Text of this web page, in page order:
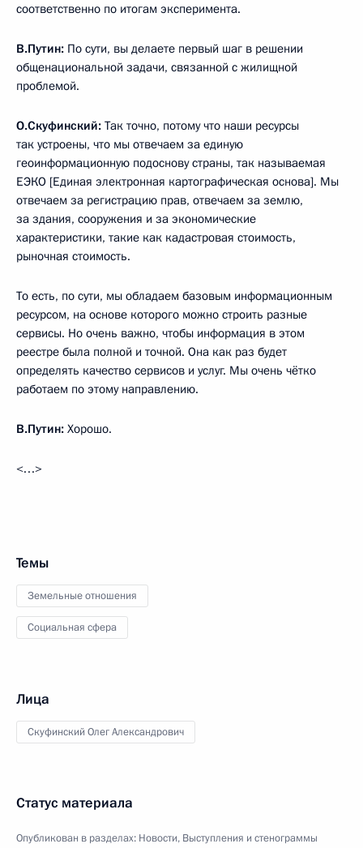
соответственно по итогам эксперимента.
В.Путин: По сути, вы делаете первый шаг в решении
общенациональной задачи, связанной с жилищной
проблемой.
О.Скуфинский: Так точно, потому что наши ресурсы
так устроены, что мы отвечаем за единую
геоинформационную подоснову страны, так называемая
ЕЭКО [Единая электронная картографическая основа]. Мы
отвечаем за регистрацию прав, отвечаем за землю,
за здания, сооружения и за экономические
характеристики, такие как кадастровая стоимость,
рыночная стоимость.
То есть, по сути, мы обладаем базовым информационным
ресурсом, на основе которого можно строить разные
сервисы. Но очень важно, чтобы информация в этом
реестре была полной и точной. Она как раз будет
определять качество сервисов и услуг. Мы очень чётко
работаем по этому направлению.
В.Путин: Хорошо.
<…>
Темы
Земельные отношения
Социальная сфера
Лица
Скуфинский Олег Александрович
Статус материала
Опубликован в разделах: Новости, Выступления и стенограммы